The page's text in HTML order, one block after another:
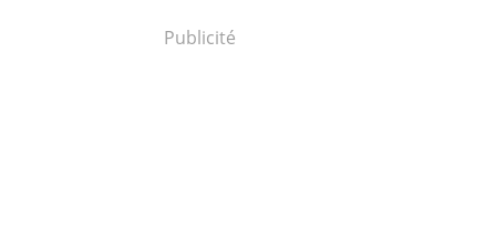
Publicité